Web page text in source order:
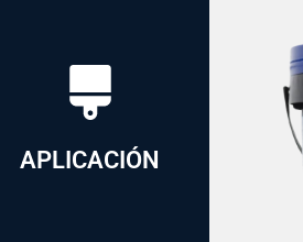
APLICACIÓN
aplica a
ambiente,
utilizando